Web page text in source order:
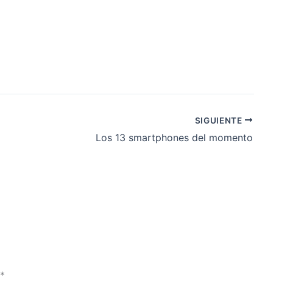
SIGUIENTE
Los 13 smartphones del momento
*